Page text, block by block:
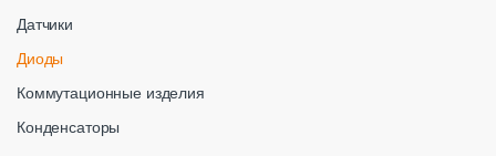
Датчики
Диоды
Коммутационные изделия
Конденсаторы